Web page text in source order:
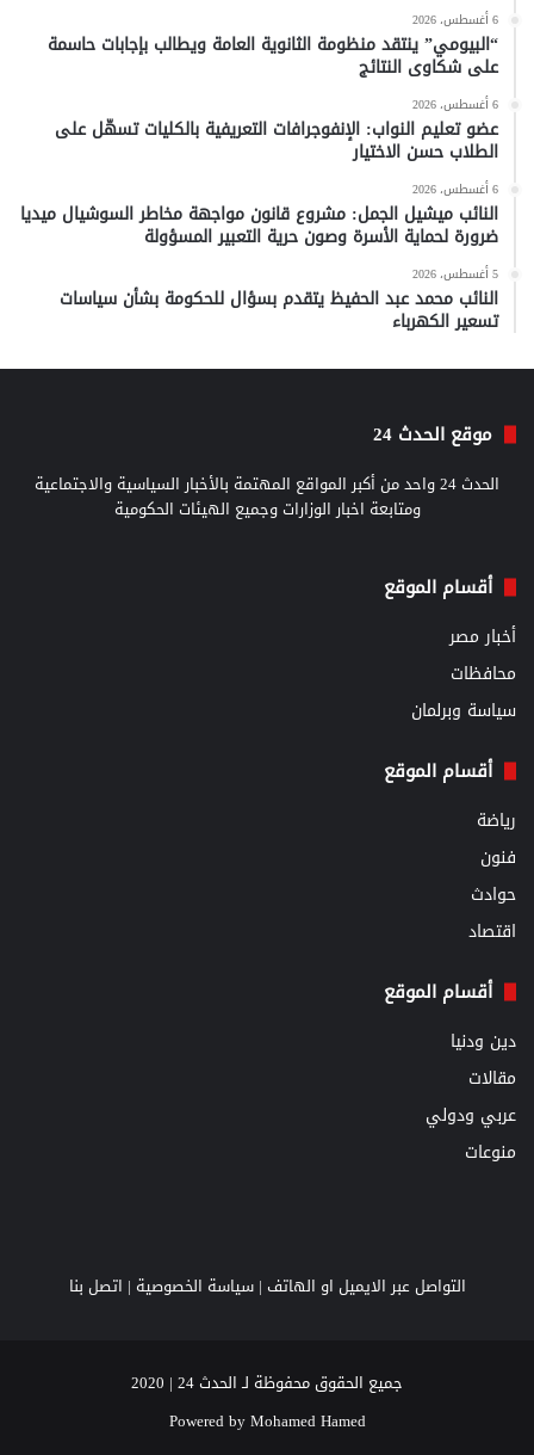
6 أغسطس، 2026
“البيومي” ينتقد منظومة الثانوية العامة ويطالب بإجابات حاسمة
على شكاوى النتائج
6 أغسطس، 2026
عضو تعليم النواب: الإنفوجرافات التعريفية بالكليات تسهّل على
الطلاب حسن الاختيار
6 أغسطس، 2026
النائب ميشيل الجمل: مشروع قانون مواجهة مخاطر السوشيال ميديا
ضرورة لحماية الأسرة وصون حرية التعبير المسؤولة
5 أغسطس، 2026
النائب محمد عبد الحفيظ يتقدم بسؤال للحكومة بشأن سياسات
تسعير الكهرباء
موقع الحدث 24
الحدث 24 واحد من أكبر المواقع المهتمة بالأخبار السياسية والاجتماعية
ومتابعة اخبار الوزارات وجميع الهيئات الحكومية
أقسام الموقع
أخبار مصر
محافظات
سياسة وبرلمان
أقسام الموقع
رياضة
فنون
حوادث
اقتصاد
أقسام الموقع
دين ودنيا
مقالات
عربي ودولي
منوعات
التواصل عبر الايميل او الهاتف |سياسة الخصوصية | اتصل بنا
جميع الحقوق محفوظة لـ الحدث 24 | 2020
Powered byMohamed Hamed